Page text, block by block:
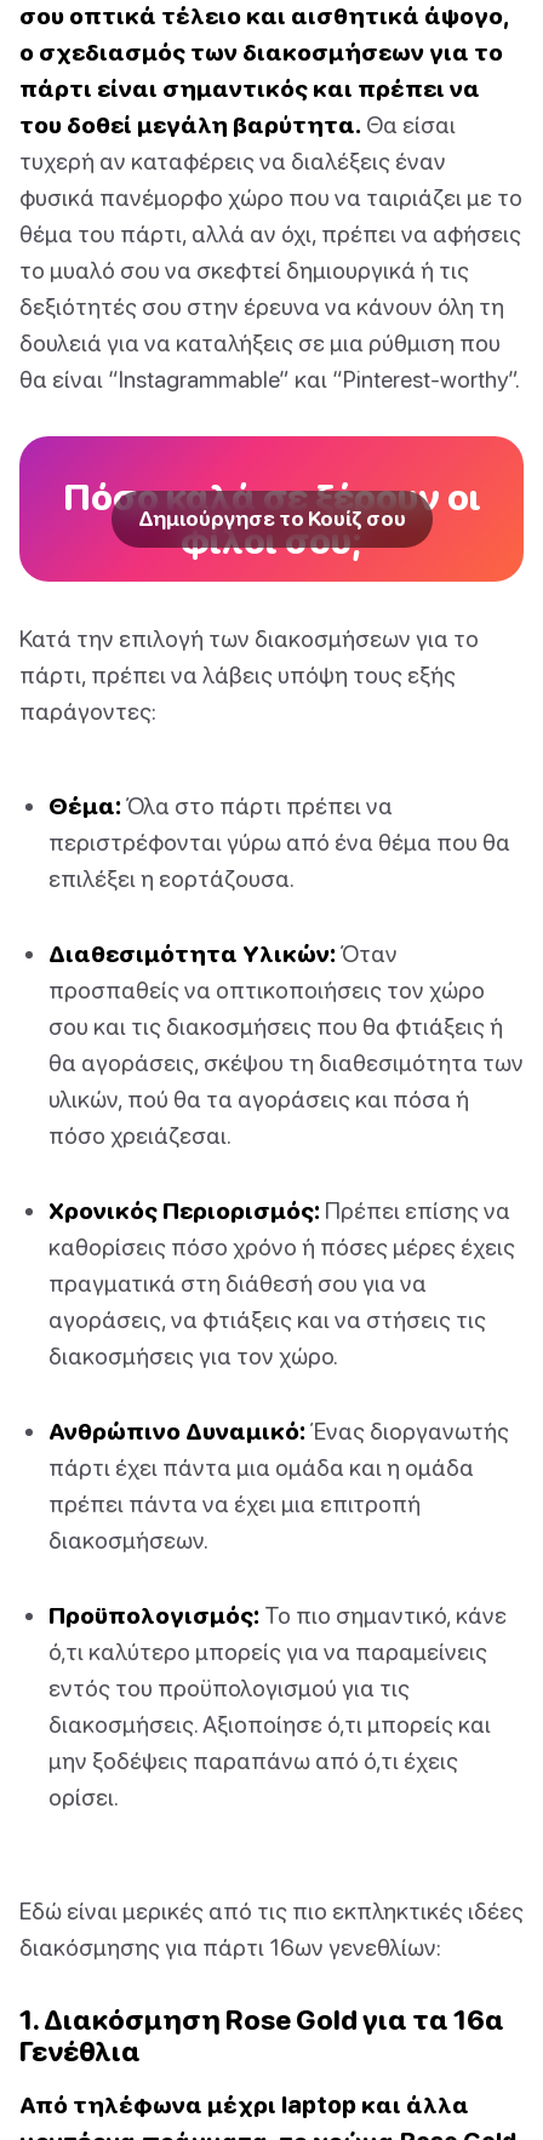
σου οπτικά τέλειο και αισθητικά άψογο,
ο σχεδιασμός των διακοσμήσεων για το
πάρτι είναι σημαντικός και πρέπει να
του δοθεί μεγάλη βαρύτητα. Θα είσαι
τυχερή αν καταφέρεις να διαλέξεις έναν
φυσικά πανέμορφο χώρο που να ταιριάζει με το
θέμα του πάρτι, αλλά αν όχι, πρέπει να αφήσεις
το μυαλό σου να σκεφτεί δημιουργικά ή τις
δεξιότητές σου στην έρευνα να κάνουν όλη τη
δουλειά για να καταλήξεις σε μια ρύθμιση που
θα είναι “Instagrammable” και “Pinterest-worthy”.
Πόσο καλά σε ξέρουν οι
φίλοι σου;
Δημιούργησε το Κουίζ σου
Κατά την επιλογή των διακοσμήσεων για το
πάρτι, πρέπει να λάβεις υπόψη τους εξής
παράγοντες:
Θέμα: Όλα στο πάρτι πρέπει να
περιστρέφονται γύρω από ένα θέμα που θα
επιλέξει η εορτάζουσα.
Διαθεσιμότητα Υλικών: Όταν
προσπαθείς να οπτικοποιήσεις τον χώρο
σου και τις διακοσμήσεις που θα φτιάξεις ή
θα αγοράσεις, σκέψου τη διαθεσιμότητα των
υλικών, πού θα τα αγοράσεις και πόσα ή
πόσο χρειάζεσαι.
Χρονικός Περιορισμός: Πρέπει επίσης να
καθορίσεις πόσο χρόνο ή πόσες μέρες έχεις
πραγματικά στη διάθεσή σου για να
αγοράσεις, να φτιάξεις και να στήσεις τις
διακοσμήσεις για τον χώρο.
Ανθρώπινο Δυναμικό: Ένας διοργανωτής
πάρτι έχει πάντα μια ομάδα και η ομάδα
πρέπει πάντα να έχει μια επιτροπή
διακοσμήσεων.
Προϋπολογισμός: Το πιο σημαντικό, κάνε
ό,τι καλύτερο μπορείς για να παραμείνεις
εντός του προϋπολογισμού για τις
διακοσμήσεις. Αξιοποίησε ό,τι μπορείς και
μην ξοδέψεις παραπάνω από ό,τι έχεις
ορίσει.
Εδώ είναι μερικές από τις πιο εκπληκτικές ιδέες
διακόσμησης για πάρτι 16ων γενεθλίων:
1. Διακόσμηση Rose Gold για τα 16α
Γενέθλια
Από τηλέφωνα μέχρι laptop και άλλα